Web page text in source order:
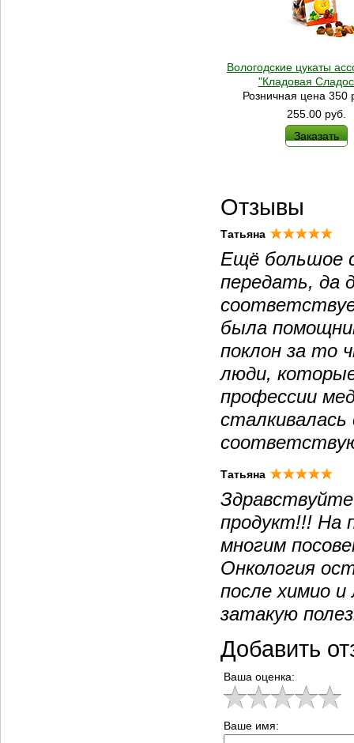
Вологодские цукаты
"Кладовая
Розничная цена 350
255.00 руб.
Заказать
Отзывы
Татьяна
Ещё большое
передать, да
была
поклон за то
люди,
профессии
Татьяна
продукт!!! На
многим
Онкология
после химио и
затакую
Добавить
Ваша оценка:
Ваше имя: